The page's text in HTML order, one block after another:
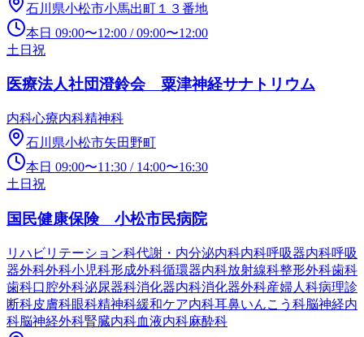
石川県小松市小馬出町１３番地
本日 09:00〜12:00 /09:00〜12:00
土日祝
医療法人社団澄鈴会 粟津神経サナトリウム
内科心療内科精神科
石川県小松市矢田野町
本日 09:00〜11:30 / 14:00〜16:30
土日祝
国民健康保険 小松市民病院
リハビリテーション科代謝・内分泌内科内科呼吸器内科呼吸
器外科外科小児科形成外科循環器内科放射線科整形外科歯科
歯科口腔外科泌尿器科消化器内科消化器外科産婦人科病理診
断科皮膚科眼科精神科緩和ケア内科耳鼻いんこう科脳神経内
科脳神経外科腎臓内科血液内科麻酔科